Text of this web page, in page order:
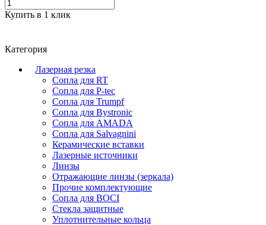
Купить в 1 клик
Категория
Лазерная резка
Сопла для RT
Сопла для P-tec
Сопла для Trumpf
Сопла для Bystronic
Сопла для AMADA
Сопла для Salvagnini
Керамические вставки
Лазерные источники
Линзы
Отражающие линзы (зеркала)
Прочие комплектующие
Сопла для BOCI
Стекла защитные
Уплотнительные кольца